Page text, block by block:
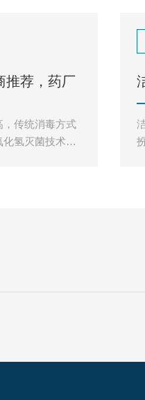
推荐，药厂
传统消毒方式
氢灭菌技术凭